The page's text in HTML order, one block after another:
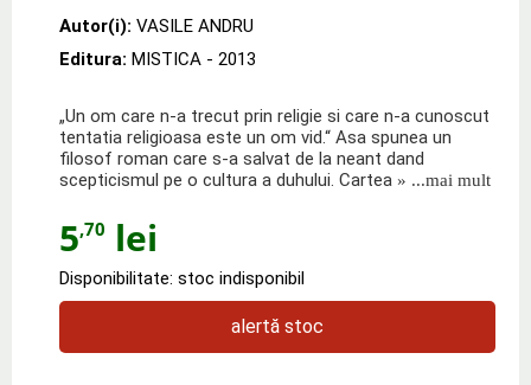
Autor(i): VASILE ANDRU
Editura: MISTICA - 2013
„Un om care n-a trecut prin religie si care n-a cunoscut
tentatia religioasa este un om vid.“ Asa spunea un
filosof roman care s-a salvat de la neant dand
scepticismul pe o cultura a duhului. Cartea » ...mai mult
5,70 lei
Disponibilitate: stoc indisponibil
alertă stoc